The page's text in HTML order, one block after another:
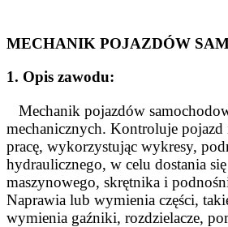
MECHANIK POJAZDÓW
1. Opis zawodu:
Mechanik pojazdów
mechanicznych. Kontroluje
pracę, wykorzystując wykresy,
hydraulicznego, w celu dostania
maszynowego, skrętnika i
Naprawia lub wymienia części,
wymienia gaźniki, rozdzielacze,